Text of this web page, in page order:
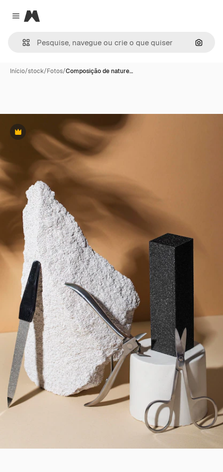
Close menu
Magnific
Início/stock/Fotos/Composição de nature…
Premium